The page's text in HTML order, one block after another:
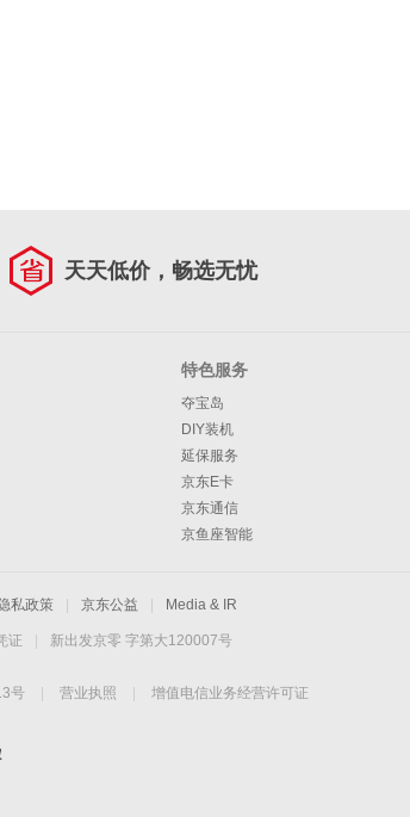
天天低价，畅选无忧
特色服务
夺宝岛
DIY装机
延保服务
京东E卡
京东通信
京鱼座智能
私政策 京东公益 Media & IR
证
新出发京零 字第大120007号
号 营业执照
增值电信业务经营许可证